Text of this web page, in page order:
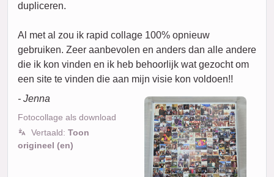
dupliceren.
Al met al zou ik rapid collage 100% opnieuw
gebruiken. Zeer aanbevolen en anders dan alle andere
die ik kon vinden en ik heb behoorlijk wat gezocht om
een site te vinden die aan mijn visie kon voldoen!!
- Jenna
Fotocollage als download
Vertaald: Toon
origineel (en)